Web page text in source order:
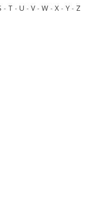
- T - U - V- W - X - Y - Z